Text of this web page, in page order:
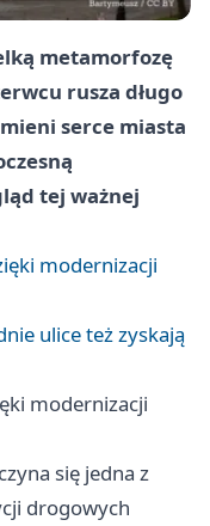
metamorfozę
rusza długo
serce miasta
tej ważnej
modernizacji
ulice też zyskają
modernizacji
się jedna z
drogowych